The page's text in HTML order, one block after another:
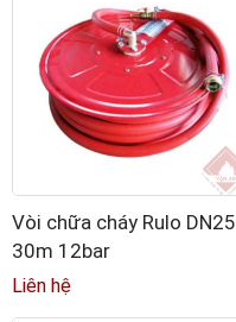
Vòi chữa cháy Rulo DN25
30m 12bar
Liên hệ